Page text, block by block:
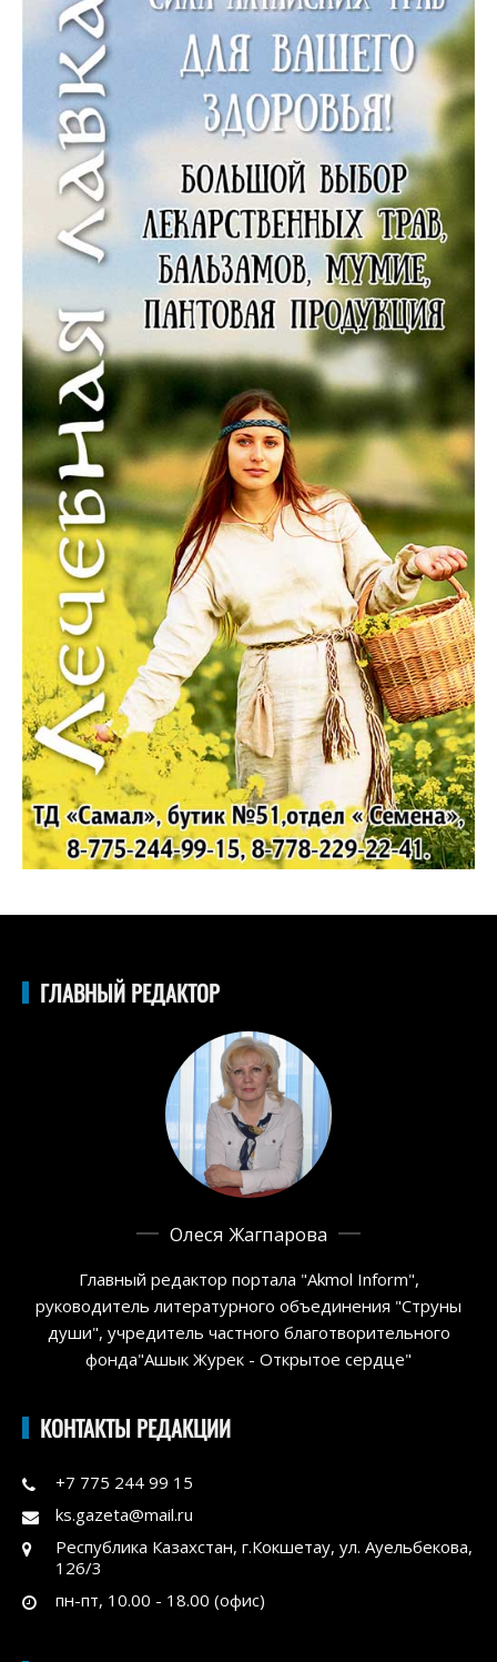
ГЛАВНЫЙ РЕДАКТОР
Олеся Жагпарова
Главный редактор портала "Akmol Inform",
руководитель литературного объединения "Струны
души", учредитель частного благотворительного
фонда"Ашык Журек - Открытое сердце"
КОНТАКТЫ РЕДАКЦИИ
+7 775 244 99 15
ks.gazeta@mail.ru
Республика Казахстан, г.Кокшетау, ул. Ауельбекова,
126/3
пн-пт, 10.00 - 18.00 (офис)